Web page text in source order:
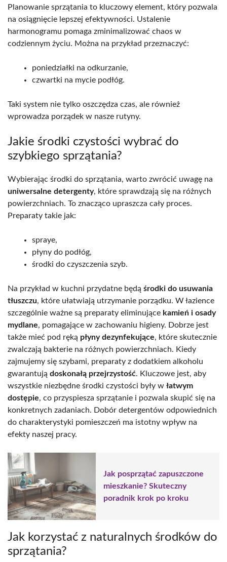
Planowanie sprzątania to kluczowy element, który pozwala
na osiągnięcie lepszej efektywności. Ustalenie
harmonogramu pomaga zminimalizować chaos w
codziennym życiu. Można na przykład przeznaczyć:
poniedziałki na odkurzanie,
czwartki na mycie podłóg.
Taki system nie tylko oszczędza czas, ale również
wprowadza porządek w nasze rutyny.
Jakie środki czystości wybrać do
szybkiego sprzątania?
Wybierając środki do sprzątania, warto zwrócić uwagę na
uniwersalne detergenty, które sprawdzają się na różnych
powierzchniach. To znacząco upraszcza cały proces.
Preparaty takie jak:
spraye,
płyny do podłóg,
środki do czyszczenia szyb.
Na przykład w kuchni przydatne będą środki do usuwania
tłuszczu, które ułatwiają utrzymanie porządku. W łazience
szczególnie ważne są preparaty eliminujące kamień i osady
mydlane, pomagające w zachowaniu higieny. Dobrze jest
także mieć pod ręką płyny dezynfekujące, które skutecznie
zwalczają bakterie na różnych powierzchniach. Kiedy
zajmujemy się szybami, preparaty z dodatkiem alkoholu
gwarantują doskonałą przejrzystość. Kluczowe jest, aby
wszystkie niezbędne środki czystości były w łatwym
dostępie, co przyspiesza sprzątanie i pozwala skupić się na
konkretnych zadaniach. Dobór detergentów odpowiednich
do charakterystyki pomieszczeń ma istotny wpływ na
efekty naszej pracy.
Jak posprzątać zapuszczone
mieszkanie? Skuteczny
poradnik krok po kroku
Jak korzystać z naturalnych środków do
sprzątania?